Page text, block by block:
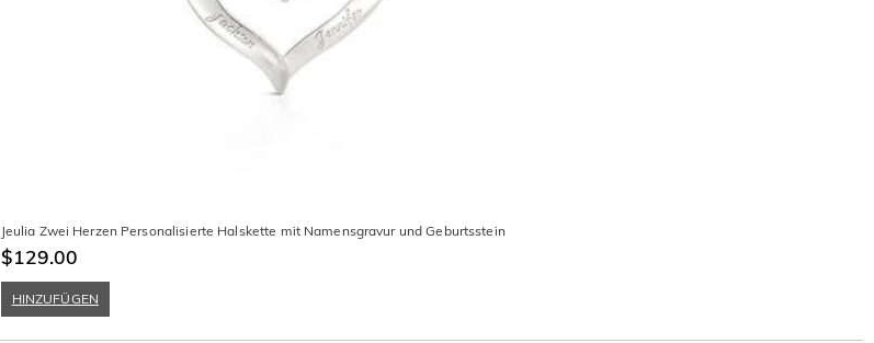
Jeulia Zwei Herzen Personalisierte Halskette mit Namensgravur und Geburtsstein
$129.00
HINZUFÜGEN